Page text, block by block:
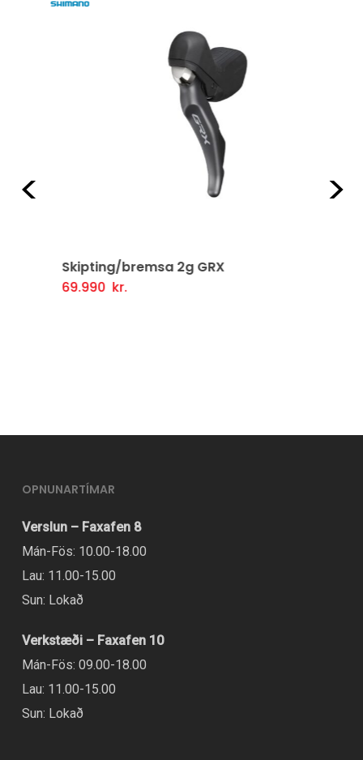
Skipting/bremsa 2g GRX
69.990kr.
Setja Í Körfu
OPNUNARTÍMAR
Verslun – Faxafen 8
Mán-Fös: 10.00-18.00
Lau: 11.00-15.00
Sun: Lokað
Verkstæði – Faxafen 10
Mán-Fös: 09.00-18.00
Lau: 11.00-15.00
Sun: Lokað